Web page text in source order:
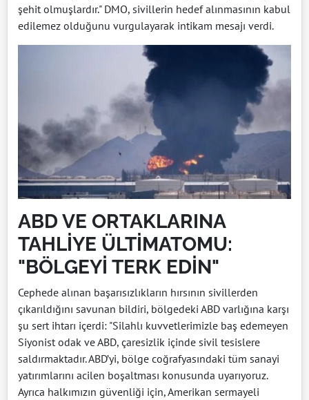
şehit olmuşlardır." DMO, sivillerin hedef alınmasının kabul
edilemez olduğunu vurgulayarak intikam mesajı verdi.
ABD VE ORTAKLARINA
TAHLİYE ÜLTİMATOMU:
"BÖLGEYİ TERK EDİN"
Cephede alınan başarısızlıkların hırsının sivillerden
çıkarıldığını savunan bildiri, bölgedeki ABD varlığına karşı
şu sert ihtarı içerdi: "Silahlı kuvvetlerimizle baş edemeyen
Siyonist odak ve ABD, çaresizlik içinde sivil tesislere
saldırmaktadır. ABD’yi, bölge coğrafyasındaki tüm sanayi
yatırımlarını acilen boşaltması konusunda uyarıyoruz.
Ayrıca halkımızın güvenliği için, Amerikan sermayeli